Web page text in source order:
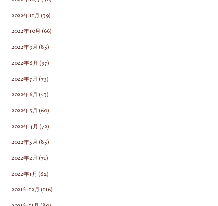
2022年11月 (39)
2022年10月 (66)
2022年9月 (85)
2022年8月 (97)
2022年7月 (73)
2022年6月 (73)
2022年5月 (60)
2022年4月 (72)
2022年3月 (85)
2022年2月 (71)
2022年1月 (82)
2021年12月 (116)